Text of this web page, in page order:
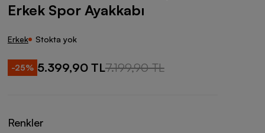
Erkek Spor Ayakkabı
Erkek Stokta yok
-25% 5.399,90 TL7.199,90 TL
Renkler